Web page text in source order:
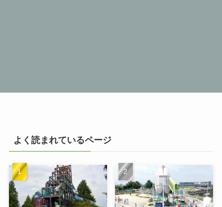
よく読まれているページ